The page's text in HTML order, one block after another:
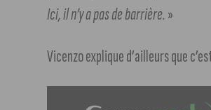
Ici, il n’y a pas de barrière.»
Vicenzo explique d’ailleurs que